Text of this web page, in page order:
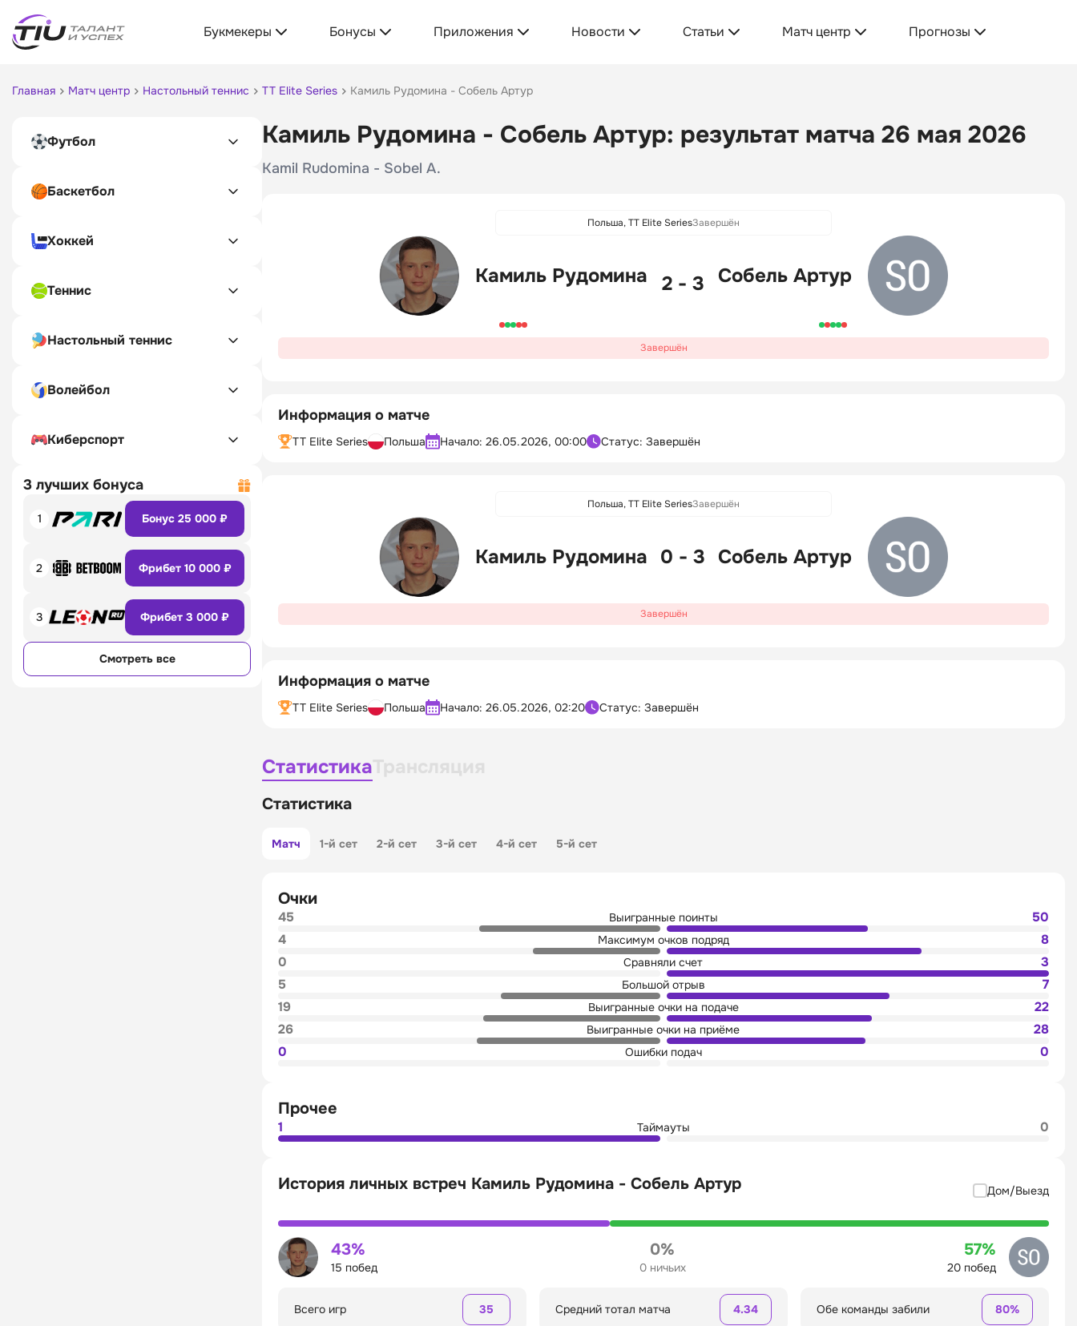
Букмекеры Бонусы Приложения Новости Статьи Матч центр Прогнозы
Главная Матч центр Настольный теннис TT Elite Series Камиль Рудомина - Собель Артур
Футбол
Баскетбол
Хоккей
Теннис
Настольный теннис
Волейбол
Киберспорт
3 лучших бонуса
1 Бонус 25 000 ₽
2 Фрибет 10 000 ₽
3 Фрибет 3 000 ₽
Смотреть все
Камиль Рудомина - Собель Артур: результат матча 26 мая 2026
Kamil Rudomina - Sobel A.
Польша, TT Elite SeriesЗавершён
Камиль Рудомина 2 - 3 Собель Артур
Завершён
Информация о матче
TT Elite Series Польша Начало: 26.05.2026, 00:00 Статус: Завершён
Польша, TT Elite SeriesЗавершён
Камиль Рудомина 0 - 3 Собель Артур
Завершён
Информация о матче
TT Elite Series Польша Начало: 26.05.2026, 02:20 Статус: Завершён
Статистика
Статистика
Матч 1-й сет 2-й сет 3-й сет 4-й сет 5-й сет
Очки
45 Выигранные поинты
50
4
Максимум очков подряд
8
0
Сравняли счет
3
5
Большой отрыв
7
19
Выигранные очки на подаче
22
26
Выигранные очки на приёме
28
0
Ошибки подач 0
Прочее
1 Таймауты 0
История личных встреч Камиль Рудомина - Собель Артур Дом/Выезд
43%
15 побед
0%
0 ничьих
57%
20 побед
Всего игр 35 Средний тотал матча 4.34 Обе команды забили 80%